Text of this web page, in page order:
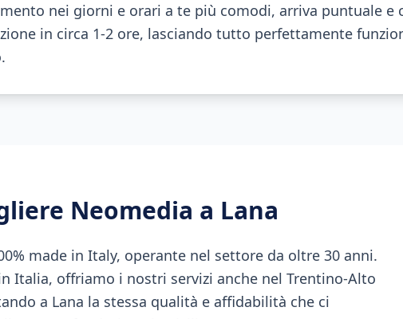
nei giorni e orari a te più comodi, arriva puntuale e
in circa 1-2 ore, lasciando tutto perfettamente
Neomedia a Lana
made in Italy, operante nel settore da oltre 30 anni.
Italia, offriamo i nostri servizi anche nel Trentino-Alto
a Lana la stessa qualità e affidabilità che ci